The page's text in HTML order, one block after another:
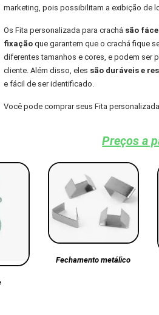
marketing, pois possibilitam a exibição de
Os Fita personalizada para crachá são
fixaçãoque garantem que o crachá fique
diferentes tamanhos e cores, e podem ser
cliente. Além disso, eles são duráveis e
e fácil de ser identificado.
Você pode comprar seus Fita
Preços a
Fechamento metálico